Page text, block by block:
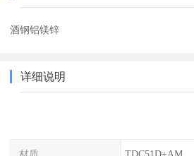
酒钢铝镁锌
详细说明